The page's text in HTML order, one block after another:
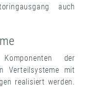
auch
der
Verteilsysteme mit
realisiert werden.